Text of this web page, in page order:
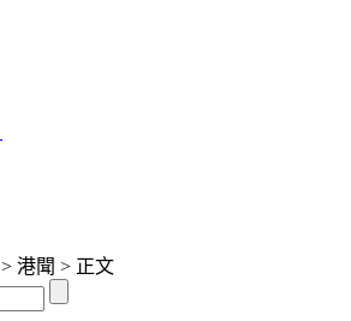
> 港聞 > 正文